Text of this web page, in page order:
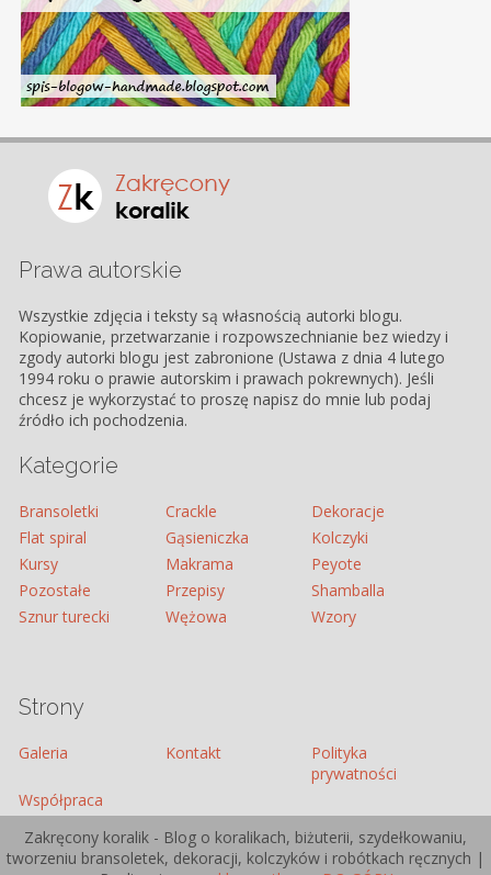
Prawa autorskie
Wszystkie zdjęcia i teksty są własnością autorki blogu.
Kopiowanie, przetwarzanie i rozpowszechnianie bez wiedzy i
zgody autorki blogu jest zabronione (Ustawa z dnia 4 lutego
1994 roku o prawie autorskim i prawach pokrewnych). Jeśli
chcesz je wykorzystać to proszę napisz do mnie lub podaj
źródło ich pochodzenia.
Kategorie
Bransoletki Crackle
Dekoracje
Flat spiral
Gąsieniczka
Kolczyki
Kursy
Makrama
Peyote
Pozostałe
Przepisy
Shamballa
Sznur turecki
Wężowa Wzory
Strony
Galeria Kontakt
Polityka
prywatności
Współpraca
Zakręcony koralik - Blog o koralikach, biżuterii, szydełkowaniu,
tworzeniu bransoletek, dekoracji, kolczyków i robótkach ręcznych |